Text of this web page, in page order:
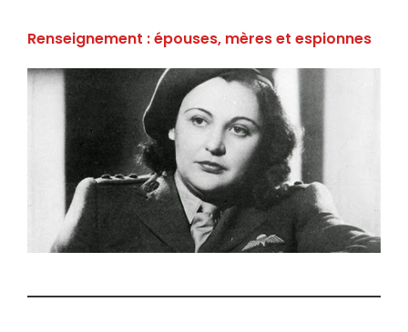
Renseignement : épouses, mères et espionnes